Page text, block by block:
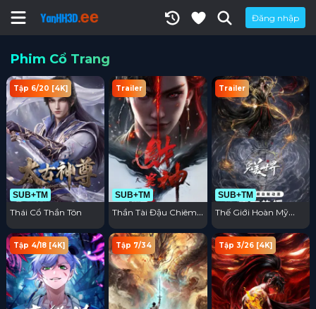
Đăng nhập
Phim Cổ Trang
SUB+TM
Tập 6/20 [4K]
Thái Cổ Thần Tôn
SUB+TM
Trailer
Thần Tài Đậu Chiêm
Long
SUB+TM
Trailer
Thế Giới Hoàn Mỹ
Movie: Cửu Kiếp Phần
Thiên
Tập 4/18 [4K] Tập 7/34 Tập 3/26 [4K]